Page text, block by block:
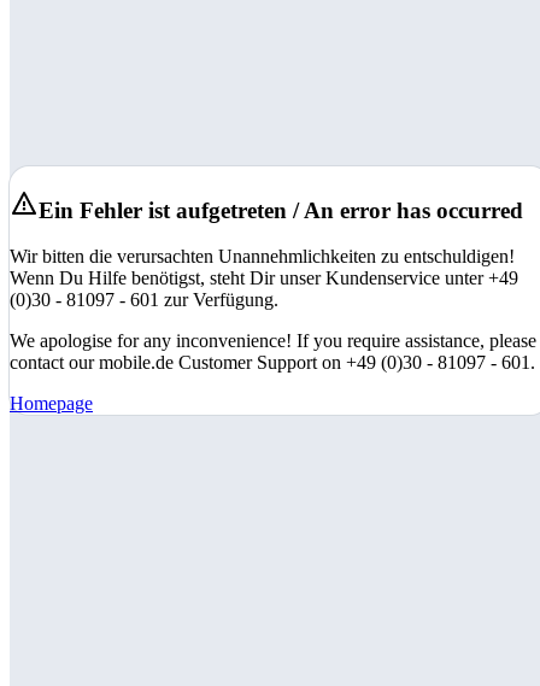
Ein Fehler ist aufgetreten / An error has occurred
Wir bitten die verursachten Unannehmlichkeiten zu entschuldigen!
Wenn Du Hilfe benötigst, steht Dir unser Kundenservice unter +49
(0)30 - 81097 - 601 zur Verfügung.
We apologise for any inconvenience! If you require assistance, please
contact our mobile.de Customer Support on +49 (0)30 - 81097 - 601.
Homepage